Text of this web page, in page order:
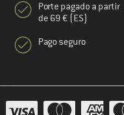
Porte pagado a partir
de 69 € (ES)
Pago seguro